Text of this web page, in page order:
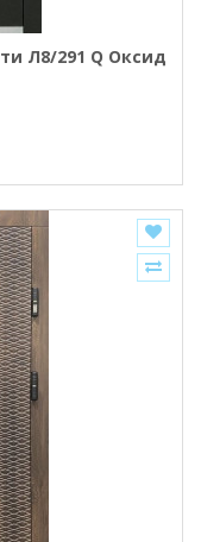
Л8/291 Q Оксид